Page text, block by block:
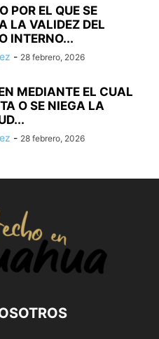
POR EL QUE SE
LA VALIDEZ DEL
INTERNO...
- 28 febrero, 2026
MEDIANTE EL CUAL
O SE NIEGA LA
- 28 febrero, 2026